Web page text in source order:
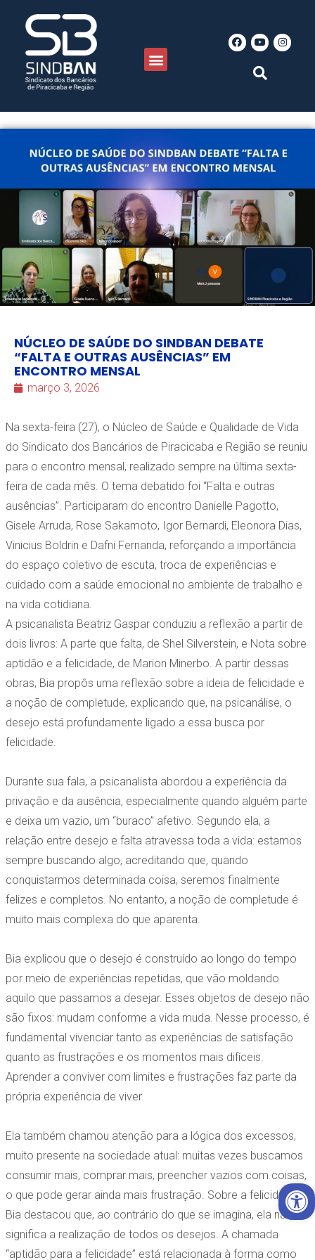
NÚCLEO DE SAÚDE DO SINDBAN DEBATE
“FALTA E OUTRAS AUSÊNCIAS” EM
ENCONTRO MENSAL
março 3, 2026
Na sexta-feira (27), o Núcleo de Saúde e Qualidade de Vida
do Sindicato dos Bancários de Piracicaba e Região se reuniu
para o encontro mensal, realizado sempre na última sexta-
feira de cada mês. O tema debatido foi “Falta e outras
ausências”. Participaram do encontro Danielle Pagotto,
Gisele Arruda, Rose Sakamoto, Igor Bernardi, Eleonora Dias,
Vinicius Boldrin e Dafni Fernanda, reforçando a importância
do espaço coletivo de escuta, troca de experiências e
cuidado com a saúde emocional no ambiente de trabalho e
na vida cotidiana.
A psicanalista Beatriz Gaspar conduziu a reflexão a partir de
dois livros: A parte que falta, de Shel Silverstein, e Nota sobre
aptidão e a felicidade, de Marion Minerbo. A partir dessas
obras, Bia propôs uma reflexão sobre a ideia de felicidade e
a noção de completude, explicando que, na psicanálise, o
desejo está profundamente ligado a essa busca por
felicidade.
Durante sua fala, a psicanalista abordou a experiência da
privação e da ausência, especialmente quando alguém parte
e deixa um vazio, um “buraco” afetivo. Segundo ela, a
relação entre desejo e falta atravessa toda a vida: estamos
sempre buscando algo, acreditando que, quando
conquistarmos determinada coisa, seremos finalmente
felizes e completos. No entanto, a noção de completude é
muito mais complexa do que aparenta.
Bia explicou que o desejo é construído ao longo do tempo
por meio de experiências repetidas, que vão moldando
aquilo que passamos a desejar. Esses objetos de desejo não
são fixos: mudam conforme a vida muda. Nesse processo, é
fundamental vivenciar tanto as experiências de satisfação
quanto as frustrações e os momentos mais difíceis.
Aprender a conviver com limites e frustrações faz parte da
própria experiência de viver.
Ela também chamou atenção para a lógica dos excessos,
muito presente na sociedade atual: muitas vezes buscamos
consumir mais, comprar mais, preencher vazios com coisas,
o que pode gerar ainda mais frustração. Sobre a felicidade,
Bia destacou que, ao contrário do que se imagina, ela não
significa a realização de todos os desejos. A chamada
“aptidão para a felicidade” está relacionada à forma como